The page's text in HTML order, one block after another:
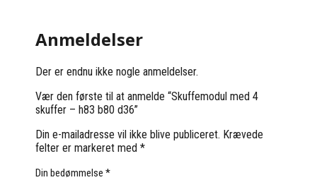
Anmeldelser
Der er endnu ikke nogle anmeldelser.
Vær den første til at anmelde “Skuffemodul med 4
skuffer – h83 b80 d36”
Din e-mailadresse vil ikke blive publiceret. Krævede
felter er markeret med *
Din bedømmelse *